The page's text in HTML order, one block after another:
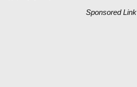
Sponsored Link